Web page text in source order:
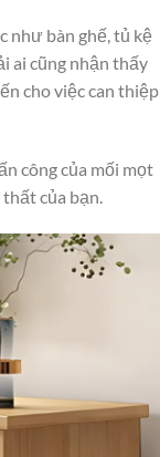
như bàn ghế, tủ kệ
ai cũng nhận thấy
cho việc can thiệp
công của mối mọt
thất của bạn.